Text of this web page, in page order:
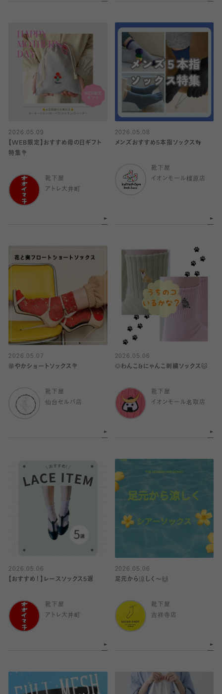
2026.05.09
【WEB限定】おすすめ母の日ギフト
特集💐
靴下屋
アトレ大井町
2026.05.08
メンズおすすめ5本指ソックス👣
靴下屋
イオンモール橿原店
2026.05.07
華やかショートソックス💐
靴下屋
仙台セルバ店
2026.05.06
🐶わんこ&にゃんこ刺繍ソックス🐱
靴下屋
イオンモール名取店
2026.05.06
【おすすめ！】レースソックス5選
靴下屋
アトレ大井町
2026.05.06
足元から涼しく〜🙌
靴下屋
吉祥寺店